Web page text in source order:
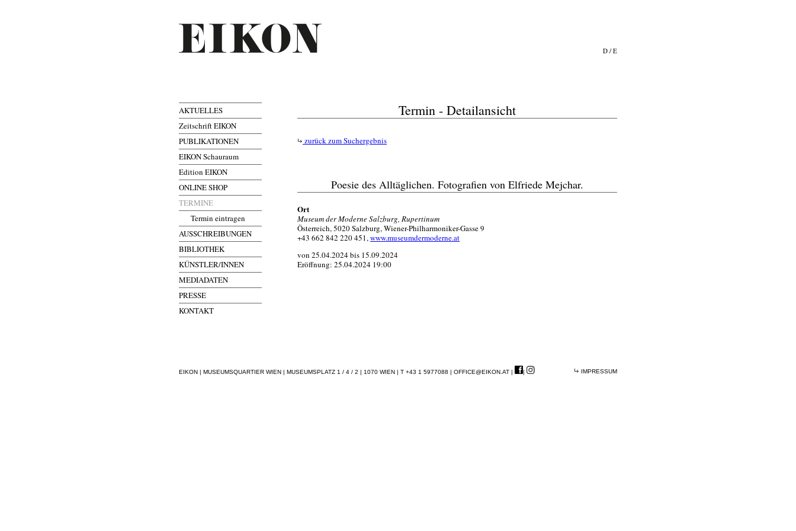
D / E
AKTUELLES
Zeitschrift EIKON
PUBLIKATIONEN
EIKON Schauraum
Edition EIKON
ONLINE SHOP
TERMINE
Termin eintragen
AUSSCHREIBUNGEN
BIBLIOTHEK
KÜNSTLER/INNEN
MEDIADATEN
PRESSE
KONTAKT
Termin - Detailansicht
zurück zum Suchergebnis
Poesie des Alltäglichen. Fotografien von Elfriede Mejchar.
Ort
Museum der Moderne Salzburg, Rupertinum
Österreich, 5020 Salzburg, Wiener-Philharmoniker-Gasse 9
+43 662 842 220 451,www.museumdermoderne.at
von 25.04.2024 bis 15.09.2024
Eröffnung: 25.04.2024 19:00
EIKON | MUSEUMSQUARTIER WIEN | MUSEUMSPLATZ 1 / 4 / 2 | 1070 WIEN | T +43 1 5977088 | OFFICE@EIKON.AT | | IMPRESSUM